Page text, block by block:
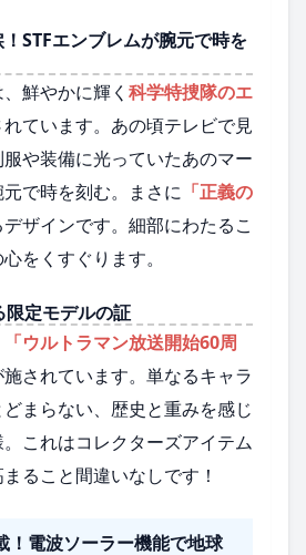
STFエンブレムが腕元で時を
鮮やかに輝く 科学特捜隊のエ
ています。あの頃テレビで見
や装備に光っていたあのマー
で時を刻む。まさに 「正義の
ザインです。細部にわたるこ
をくすぐります。
定モデルの証
「ウルトラマン放送開始60周
施されています。単なるキャラ
まらない、歴史と重みを感じ
これはコレクターズアイテム
ること間違いなしです！
！電波ソーラー機能で地球